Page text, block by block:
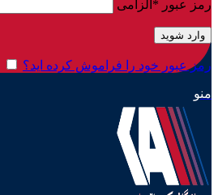
رمز عبور * الزامی
وارد شوید
رمز عبور خود را فراموش کرده اید؟
منو